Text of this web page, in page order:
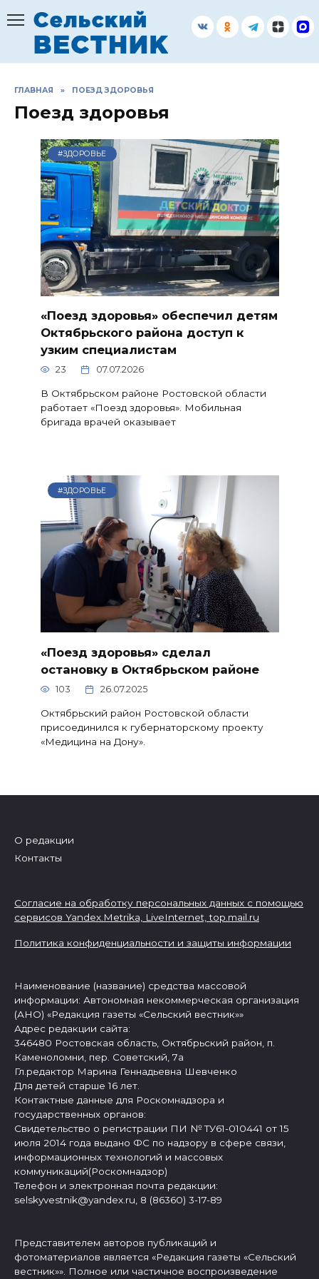
содержанию
ГЛАВНАЯ » ПОЕЗД ЗДОРОВЬЯ
Поезд здоровья
#ЗДОРОВЬЕ
«Поезд здоровья» обеспечил детям
Октябрьского района доступ к
узким специалистам
23 07.07.2026
В Октябрьском районе Ростовской области
работает «Поезд здоровья». Мобильная
бригада врачей оказывает
#ЗДОРОВЬЕ
«Поезд здоровья» сделал
остановку в Октябрьском районе
103 26.07.2025
Октябрьский район Ростовской области
присоединился к губернаторскому проекту
«Медицина на Дону».
О редакции
Контакты
Согласие на обработку персональных данных с помощью
сервисов Yandex.Metrika, LiveInternet,top.mail.ru
Политика конфиденциальности и защиты информации
Наименование (название) средства массовой
информации: Автономная некоммерческая организация
(АНО) «Редакция газеты «Сельский вестник»»
Адрес редакции сайта:
346480 Ростовская область, Октябрьский район, п.
Каменоломни, пер. Советский, 7а
Гл.редактор Марина Геннадьевна Шевченко
Для детей старше 16 лет.
Контактные данные для Роскомнадзора и
государственных органов:
Свидетельство о регистрации ПИ № ТУ61-010441 от 15
июля 2014 года выдано ФС по надзору в сфере связи,
информационных технологий и массовых
коммуникаций(Роскомнадзор)
Телефон и электронная почта редакции:
selskyvestnik@yandex.ru, 8 (86360) 3-17-89
Представителем авторов публикаций и
фотоматериалов является «Редакция газеты «Сельский
вестник»». Полное или частичное воспроизведение